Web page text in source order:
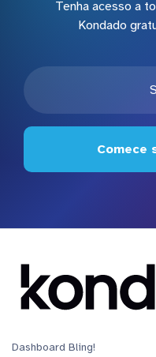
Tenha acesso a
Kondado
Comece
Dashboard Bling!